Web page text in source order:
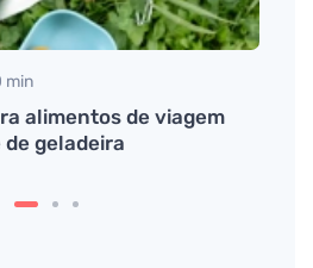
min
alimentos de viagem
geladeira